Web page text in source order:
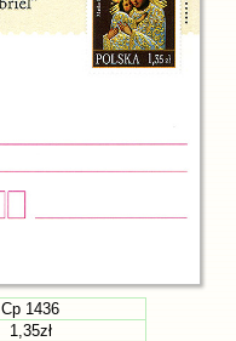
Cp 1436
1,35zł